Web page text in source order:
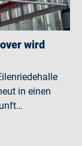
wird
in einen